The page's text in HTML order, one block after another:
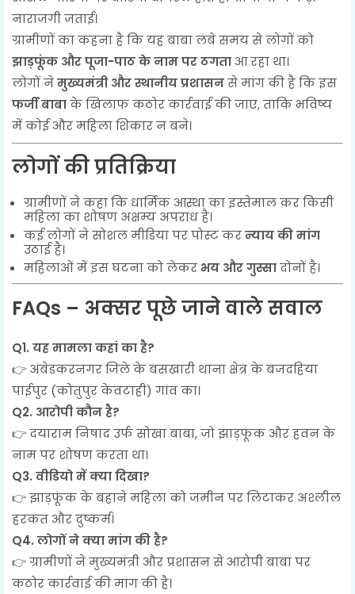
नाराजगी जताई।
ग्रामीणों का कहना है कि यह बाबा लंबे समय से लोगों को
झाड़फूंक और पूजा-पाठ के नाम पर ठगता आ रहा था।
लोगों नेमुख्यमंत्री और स्थानीय प्रशासनसे मांग की है कि इस
फर्जी बाबाके खिलाफ कठोर कार्रवाई की जाए, ताकि भविष्य
में कोई और महिला शिकार न बने।
लोगों की प्रतिक्रिया
ग्रामीणों ने कहा कि धार्मिक आस्था का इस्तेमाल कर किसी
महिला का शोषण अक्षम्य अपराध है।
कई लोगों ने सोशल मीडिया पर पोस्ट करन्याय की मांग
उठाई है।
महिलाओं में इस घटना को लेकर भय और गुस्सादोनों है।
FAQs – अक्सर पूछे जाने वाले सवाल
Q1. यह मामला कहां का है?
👉 अंबेडकरनगर जिले के बसखारी थाना क्षेत्र के बजदहिया
पाईपुर (कोतुपुर केवटाही) गांव का।
Q2. आरोपी कौन है?
👉 दयाराम निषाद उर्फ सोखा बाबा, जो झाड़फूंक और हवन के
नाम पर शोषण करता था।
Q3. वीडियो में क्या दिखा?
👉 झाड़फूंक के बहाने महिला को जमीन पर लिटाकर अश्लील
हरकत और दुष्कर्म।
Q4. लोगों ने क्या मांग की है?
👉 ग्रामीणों ने मुख्यमंत्री और प्रशासन से आरोपी बाबा पर
कठोर कार्रवाई की मांग की है।